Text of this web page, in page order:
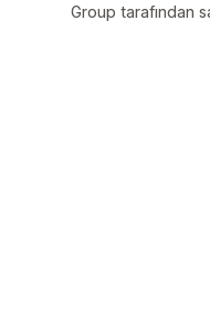
Group tarafından